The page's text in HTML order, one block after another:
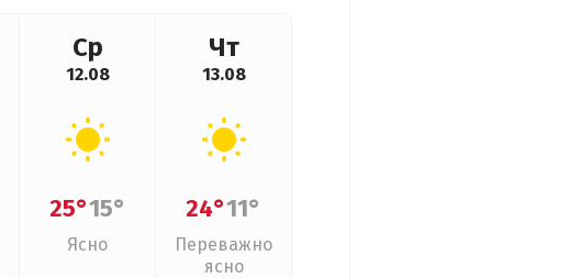
Ср
12.08
25°15°
Ясно
Чт
13.08
24°11°
Переважно
ясно